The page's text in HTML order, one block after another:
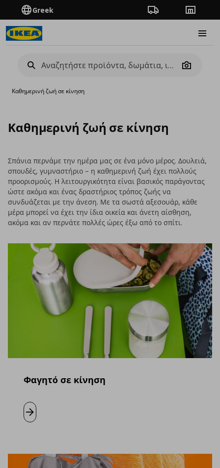
Greek Πορεία παραγγελίας
Camera
Καθημερινή ζωή σε κίνηση
Καθημερινή ζωή σε κίνηση
Σπάνια περνάμε την ημέρα μας σε ένα μόνο μέρος. Δουλειά,
σπουδές, γυμναστήριο – η καθημερινή ζωή έχει πολλούς
προορισμούς. Η λειτουργικότητα είναι βασικός παράγοντας
ώστε ακόμα και ένας δραστήριος τρόπος ζωής να
συνδυάζεται με την άνεση. Με τα σωστά αξεσουάρ, κάθε
μέρα μπορεί να έχει την ίδια οικεία και άνετη αίσθηση,
ακόμα και αν περνάτε πολλές ώρες έξω από το σπίτι.
Φαγητό σε κίνηση
Μάθετε περισσότερα